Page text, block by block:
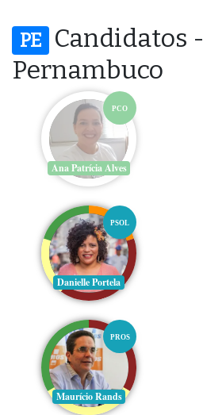
PE
Candidatos -
Pernambuco
PCO
Ana Patrícia Alves
PSOL
Danielle Portela
PROS
Maurício Rands